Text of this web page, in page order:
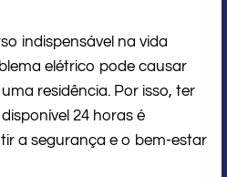
indispensável na vida
elétrico pode causar
residência. Por isso, ter
24 horas é
a segurança e o bem-estar